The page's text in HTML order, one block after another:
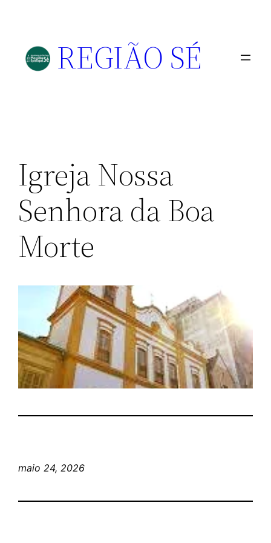
REGIÃO SÉ
Igreja Nossa
Senhora da Boa
Morte
maio 24, 2026